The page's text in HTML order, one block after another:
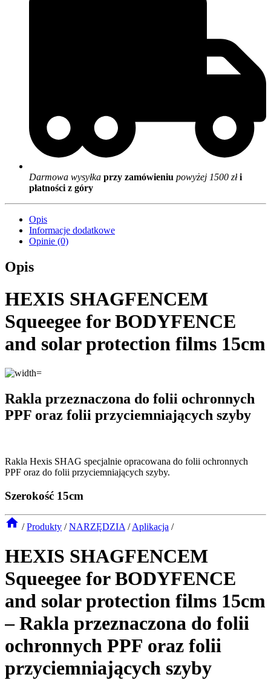
Darmowa wysyłka przy zamówieniu powyżej 1500 złi
płatności z góry
Opis
Informacje dodatkowe
Opinie (0)
Opis
HEXIS SHAGFENCEM
Squeegee for BODYFENCE
and solar protection films 15cm
Rakla przeznaczona do folii ochronnych
PPF oraz folii przyciemniających szyby
Rakla Hexis SHAG specjalnie opracowana do folii ochronnych
PPF oraz do folii przyciemniających szyby.
Szerokość 15cm
/ Produkty / NARZĘDZIA / Aplikacja /
HEXIS SHAGFENCEM
Squeegee for BODYFENCE
and solar protection films 15cm
– Rakla przeznaczona do folii
ochronnych PPF oraz folii
przyciemniających szyby